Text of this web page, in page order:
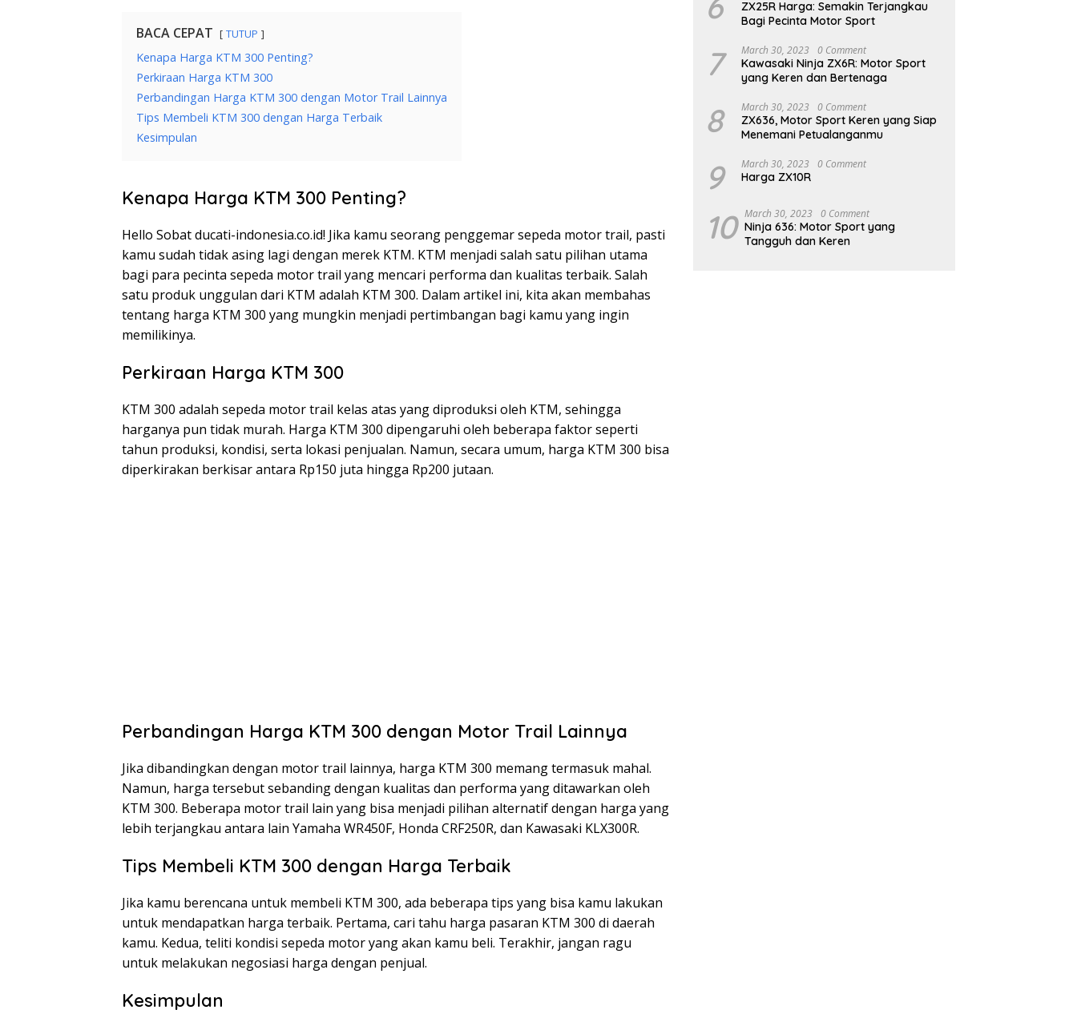
BACA CEPAT TUTUP
Kenapa Harga KTM 300 Penting?
Perkiraan Harga KTM 300
Perbandingan Harga KTM 300 dengan Motor Trail Lainnya
Tips Membeli KTM 300 dengan Harga Terbaik
Kesimpulan
Kenapa Harga KTM 300 Penting?
Hello Sobat ducati-indonesia.co.id! Jika kamu seorang penggemar sepeda motor trail, pasti
kamu sudah tidak asing lagi dengan merek KTM. KTM menjadi salah satu pilihan utama
bagi para pecinta sepeda motor trail yang mencari performa dan kualitas terbaik. Salah
satu produk unggulan dari KTM adalah KTM 300. Dalam artikel ini, kita akan membahas
tentang harga KTM 300 yang mungkin menjadi pertimbangan bagi kamu yang ingin
memilikinya.
Perkiraan Harga KTM 300
KTM 300 adalah sepeda motor trail kelas atas yang diproduksi oleh KTM, sehingga
harganya pun tidak murah. Harga KTM 300 dipengaruhi oleh beberapa faktor seperti
tahun produksi, kondisi, serta lokasi penjualan. Namun, secara umum, harga KTM 300 bisa
diperkirakan berkisar antara Rp150 juta hingga Rp200 jutaan.
Perbandingan Harga KTM 300 dengan Motor Trail Lainnya
Jika dibandingkan dengan motor trail lainnya, harga KTM 300 memang termasuk mahal.
Namun, harga tersebut sebanding dengan kualitas dan performa yang ditawarkan oleh
KTM 300. Beberapa motor trail lain yang bisa menjadi pilihan alternatif dengan harga yang
lebih terjangkau antara lain Yamaha WR450F, Honda CRF250R, dan Kawasaki KLX300R.
Tips Membeli KTM 300 dengan Harga Terbaik
Jika kamu berencana untuk membeli KTM 300, ada beberapa tips yang bisa kamu lakukan
untuk mendapatkan harga terbaik. Pertama, cari tahu harga pasaran KTM 300 di daerah
kamu. Kedua, teliti kondisi sepeda motor yang akan kamu beli. Terakhir, jangan ragu
untuk melakukan negosiasi harga dengan penjual.
Kesimpulan
ZX25R Harga: Semakin Terjangkau
Bagi Pecinta Motor Sport
7 March 30, 2023 0 Comment
Kawasaki Ninja ZX6R: Motor Sport
yang Keren dan Bertenaga
8 March 30, 2023 0 Comment
ZX636, Motor Sport Keren yang Siap
Menemani Petualanganmu
9 March 30, 2023 0 Comment
Harga ZX10R
10 March 30, 2023 0 Comment
Ninja 636: Motor Sport yang
Tangguh dan Keren